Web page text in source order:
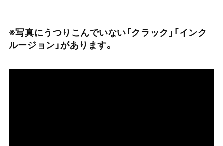
※写真にうつりこんでいない「クラック」「インク
ルージョン」があります。